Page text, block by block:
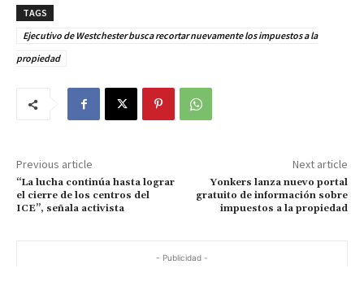
TAGS
Ejecutivo de Westchester busca recortar nuevamente los impuestos a la
propiedad
Previous article
“La lucha continúa hasta lograr
el cierre de los centros del
ICE”, señala activista
Next article
Yonkers lanza nuevo portal
gratuito de información sobre
impuestos a la propiedad
- Publicidad -